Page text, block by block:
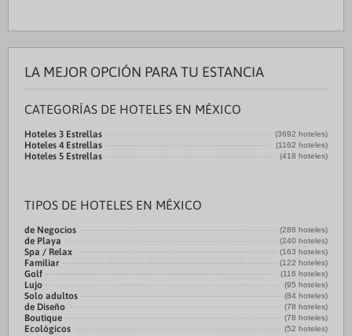
LA MEJOR OPCIÓN PARA TU ESTANCIA
CATEGORÍAS DE HOTELES EN MÉXICO
Hoteles 3 Estrellas (3692 hoteles)
Hoteles 4 Estrellas (1162 hoteles)
Hoteles 5 Estrellas (418 hoteles)
TIPOS DE HOTELES EN MÉXICO
de Negocios (286 hoteles)
de Playa (240 hoteles)
Spa / Relax (163 hoteles)
Familiar (122 hoteles)
Golf (116 hoteles)
Lujo (95 hoteles)
Solo adultos (84 hoteles)
de Diseño (78 hoteles)
Boutique (78 hoteles)
Ecológicos (52 hoteles)